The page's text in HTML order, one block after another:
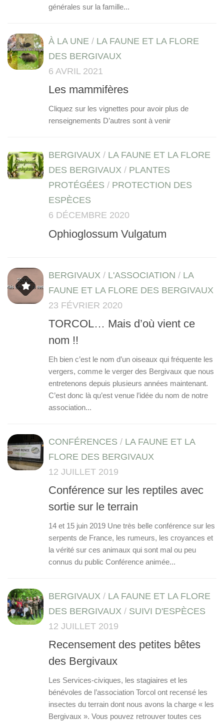
générales sur la famille...
À LA UNE / LA FAUNE ET LA FLORE
DES BERGIVAUX
6 AVRIL 2021
Les mammifères
Cliquez sur les vignettes pour avoir plus de
renseignements D’autres sont à venir
BERGIVAUX / LA FAUNE ET LA FLORE
DES BERGIVAUX / PLANTES
PROTÉGÉES / PROTECTION DES
ESPÈCES
6 DÉCEMBRE 2020
Ophioglossum Vulgatum
BERGIVAUX / L'ASSOCIATION / LA
FAUNE ET LA FLORE DES BERGIVAUX
23 FÉVRIER 2020
TORCOL… Mais d’où vient ce
nom !!
Eh bien c’est le nom d’un oiseaux qui fréquente les
vergers, comme le verger des Bergivaux que nous
entretenons depuis plusieurs années maintenant.
C’est donc là qu’est venue l’idée du nom de notre
association...
CONFÉRENCES / LA FAUNE ET LA
FLORE DES BERGIVAUX
12 JUILLET 2019
Conférence sur les reptiles avec
sortie sur le terrain
14 et 15 juin 2019 Une très belle conférence sur les
serpents de France, les rumeurs, les croyances et
la vérité sur ces animaux qui sont mal ou peu
connus du public Conférence animée...
BERGIVAUX / LA FAUNE ET LA FLORE
DES BERGIVAUX / SUIVI D'ESPÈCES
12 JUILLET 2019
Recensement des petites bêtes
des Bergivaux
Les Services-civiques, les stagiaires et les
bénévoles de l’association Torcol ont recensé les
insectes du terrain dont nous avons la charge « les
Bergivaux ». Vous pouvez retrouver toutes ces